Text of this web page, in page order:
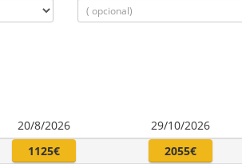
20/8/2026
29/10/2026
1125€ 2055€